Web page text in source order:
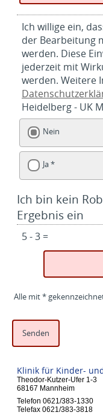
Ich willige ein,
der Bearbeitung
werden. Diese
jederzeit mit
werden. Weitere
Heidelberg - UK
Nein
Ja *
Ich bin kein
Ergebnis ein
5 - 3 =
Alle mit *
Klinik für Kinder-
Theodor-Kutzer-Ufer 1-3
68167 Mannheim
Telefon 0621/383-1330
Telefax 0621/383-3818